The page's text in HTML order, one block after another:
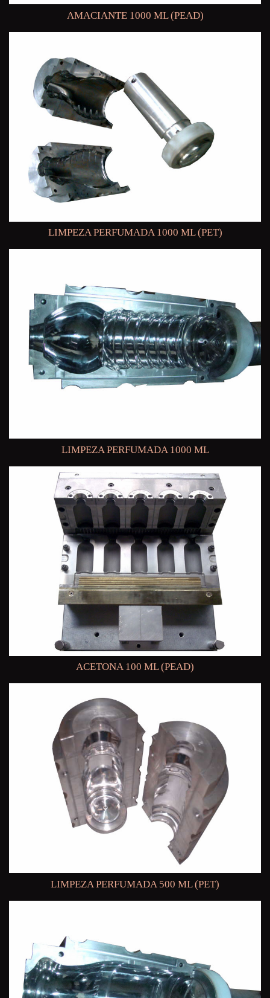
AMACIANTE 1000 ML (PEAD)
LIMPEZA PERFUMADA 1000 ML (PET)
LIMPEZA PERFUMADA 1000 ML
ACETONA 100 ML (PEAD)
LIMPEZA PERFUMADA 500 ML (PET)